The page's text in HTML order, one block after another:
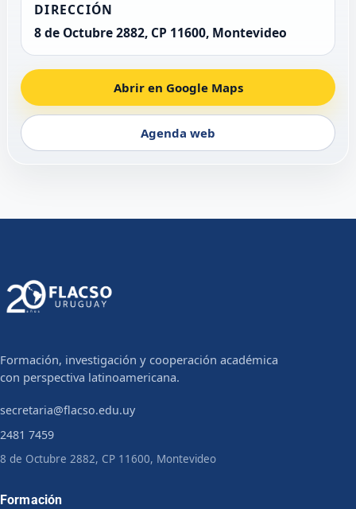
DIRECCIÓN
8 de Octubre 2882, CP 11600, Montevideo
Abrir en Google Maps
Agenda web
Formación, investigación y cooperación académica
con perspectiva latinoamericana.
secretaria@flacso.edu.uy
2481 7459
8 de Octubre 2882, CP 11600, Montevideo
Formación